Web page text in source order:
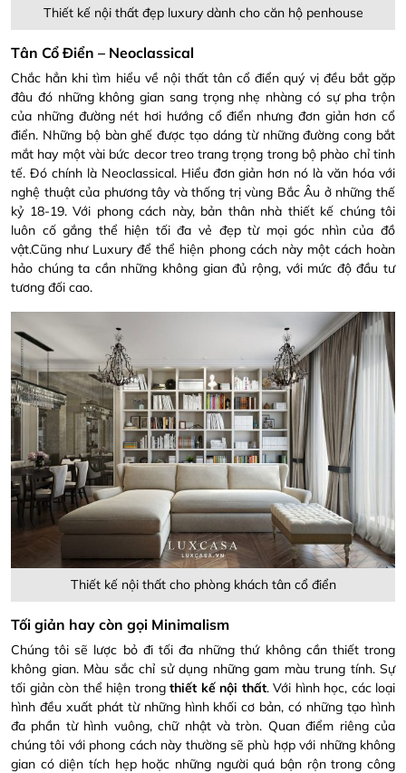
Thiết kế nội thất đẹp luxury dành cho căn hộ penhouse
Tân Cổ Điển – Neoclassical
Chắc hẳn khi tìm hiểu về nội thất tân cổ điển quý vị đều bắt gặp
đâu đó những không gian sang trọng nhẹ nhàng có sự pha trộn
của những đường nét hơi hướng cổ điển nhưng đơn giản hơn cổ
điển. Những bộ bàn ghế được tạo dáng từ những đường cong bắt
mắt hay một vài bức decor treo trang trọng trong bộ phào chỉ tinh
tế. Đó chính là Neoclassical. Hiểu đơn giản hơn nó là văn hóa với
nghệ thuật của phương tây và thống trị vùng Bắc Âu ở những thế
kỷ 18-19. Với phong cách này, bản thân nhà thiết kế chúng tôi
luôn cố gắng thể hiện tối đa vẻ đẹp từ mọi góc nhìn của đồ
vật.Cũng như Luxury để thể hiện phong cách này một cách hoàn
hảo chúng ta cần những không gian đủ rộng, với mức độ đầu tư
tương đối cao.
Thiết kế nội thất cho phòng khách tân cổ điển
Tối giản hay còn gọi Minimalism
Chúng tôi sẽ lược bỏ đi tối đa những thứ không cần thiết trong
không gian. Màu sắc chỉ sử dụng những gam màu trung tính. Sự
tối giản còn thể hiện trong thiết kế nội thất. Với hình học, các loại
hình đều xuất phát từ những hình khối cơ bản, có những tạo hình
đa phần từ hình vuông, chữ nhật và tròn. Quan điểm riêng của
chúng tôi với phong cách này thường sẽ phù hợp với những không
gian có diện tích hẹp hoặc những người quá bận rộn trong công